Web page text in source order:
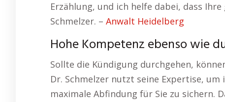
Erzählung, und ich helfe dabei, dass
Schmelzer. – Anwalt Heidelberg
Hohe Kompetenz ebenso wie
Sollte die Kündigung durchgehen,
Dr. Schmelzer nutzt seine Expertise,
maximale Abfindung für Sie zu sichern.